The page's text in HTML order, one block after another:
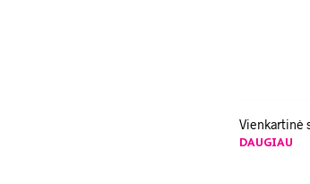
Vienkartinė
DAUGIAU